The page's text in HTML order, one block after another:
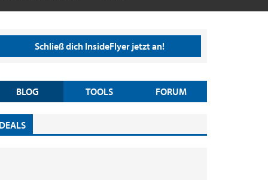
Schließ dich InsideFlyer jetzt an!
BLOG TOOLS FORUM
DEALS